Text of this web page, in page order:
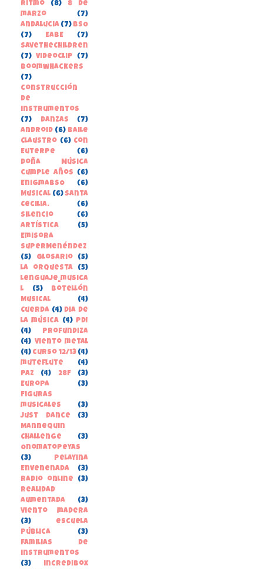
Ritmo (8)
8 de
marzo
(7)
Andalucia (7) BSO
(7)
EABE
(7)
SaveTheChildren
(7) Videoclip
(7)
boomwhackers
(7)
construcción
de
instrumentos
(7)
danzas
(7)
Android (6) Baile
Claustro (6) Con
Euterpe
(6)
Doña Música
cumple años
(6)
EnigmaBSO
(6)
Musical (6) Santa
Cecilia.
(6)
Silencio
(6)
Artística
(5)
Emisora
SuperMenéndez
(5)
Glosario
(5)
la orquesta
(5)
lenguaje_musica
l
(5)
Botellón
Musical
(4)
Cuerda (4) Dia de
la música (4) PDI
(4)
Profundiza
(4) Viento metal
(4) curso 12/13 (4)
muteflute
(4)
paz
(4) 28F
(3)
Europa
(3)
Figuras
musicales
(3)
Just Dance
(3)
Mannequin
Challenge
(3)
Onomatopeyas
(3)
Pelayina
Envenenada
(3)
Radio online
(3)
Realidad
Aumentada
(3)
Viento madera
(3)
escuela
pública
(3)
familias de
instrumentos
(3)
incredibox